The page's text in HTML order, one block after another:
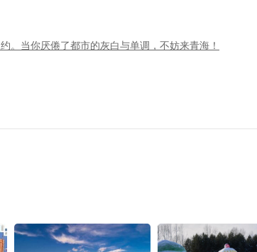
。当你厌倦了都市的灰白与单调，不妨来青海！